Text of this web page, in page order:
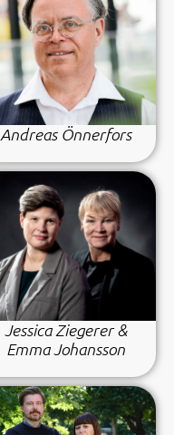
Andreas Önnerfors
Jessica Ziegerer &
Emma Johansson